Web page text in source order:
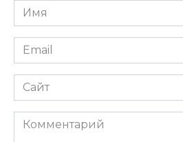
Имя
*
Email
*
Сайт
Комментарий